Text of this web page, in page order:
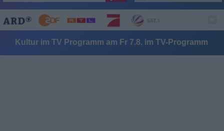
Kultur im TV Programm am Fr 7.8. im TV-Programm